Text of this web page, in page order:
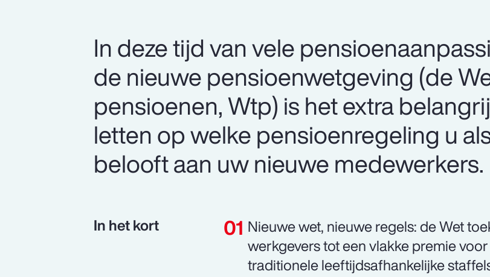
In deze tijd van vele
de nieuwe pensioenwetgeving (de
pensioenen, Wtp) is het extra
letten op welke pensioenregeling u
belooft aan uw nieuwe medewerkers.
In het kort
Nieuwe wet, nieuwe regels: de Wet
werkgevers tot een vlakke premie
traditionele leeftijdsafhankelijke